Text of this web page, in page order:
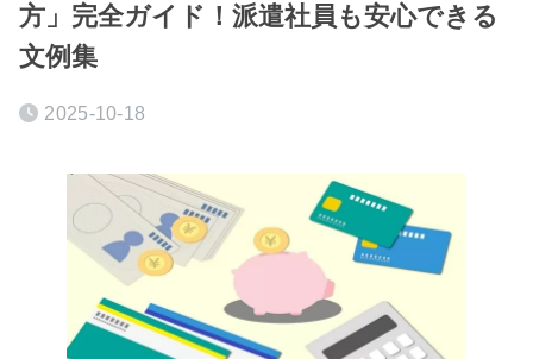
方」完全ガイド！派遣社員も安心できる
文例集
2025-10-18